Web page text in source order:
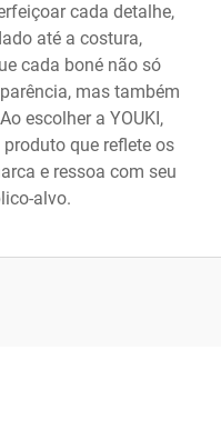
cada detalhe,
até a costura,
cada boné não só
mas também
escolher a YOUKI,
que reflete os
e ressoa com seu
alvo.